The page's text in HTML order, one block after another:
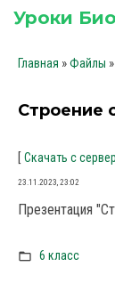
Уроки
Главная »Файлы »
Строение
[Скачать с
23.11.2023, 23:02
Презентация
6 класс